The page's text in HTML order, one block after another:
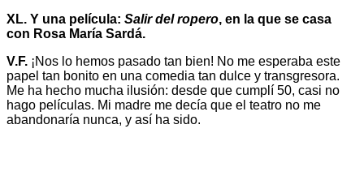
XL. Y una película: Salir del ropero, en la que se casa
con Rosa María Sardá.
V.F. ¡Nos lo hemos pasado tan bien! No me esperaba este
papel tan bonito en una comedia tan dulce y transgresora.
Me ha hecho mucha ilusión: desde que cumplí 50, casi no
hago películas. Mi madre me decía que el teatro no me
abandonaría nunca, y así ha sido.